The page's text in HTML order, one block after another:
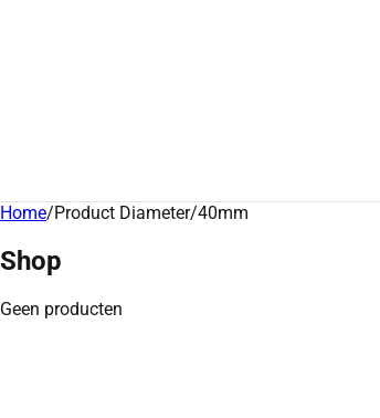
Home/Product Diameter/40mm
Shop
Geen producten